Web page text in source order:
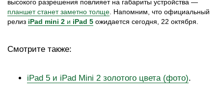
высокого разрешения повлияет на габариты устройства —
планшет станет заметно толще . Напомним, что официальный
релиз iPad mini 2 и iPad 5 ожидается сегодня, 22 октября.
Смотрите также:
iPad 5 и iPad Mini 2 золотого цвета (фото).